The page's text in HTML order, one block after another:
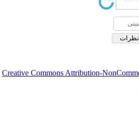
Creative Commons Attribution-